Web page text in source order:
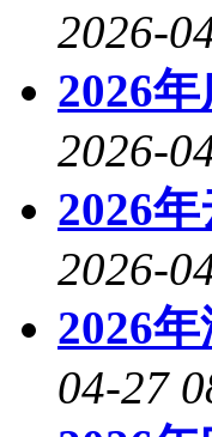
2026-
2026
2026-
2026
2026-
2026
04-27